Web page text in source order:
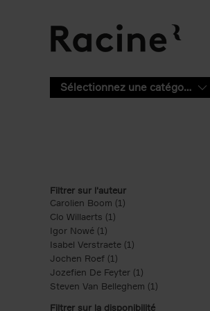
Sélectionnez une catégorie
Filtrer sur l'auteur
Carolien Boom (1)
Clo Willaerts (1)
Igor Nowé (1)
Isabel Verstraete (1) Apply Isabel
Jochen Roef (1)
Jozefien De Feyter (1) Apply
Steven Van Belleghem (1) Apply
Filtrer sur la disponibilité